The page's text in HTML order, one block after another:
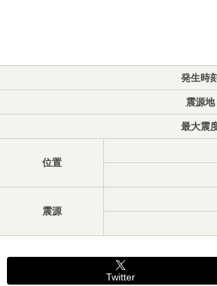
発生時刻
震源地
最大震
位置
震源
Twitter